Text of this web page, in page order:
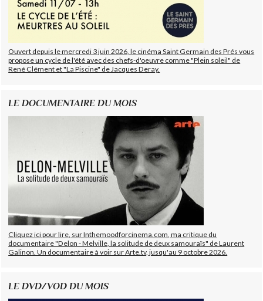
Ouvert depuis le mercredi 3 juin 2026, le cinéma Saint Germain des Prés vous
propose un cycle de l'été avec des chefs-d'oeuvre comme "Plein soleil" de
René Clément et "La Piscine" de Jacques Deray.
LE DOCUMENTAIRE DU MOIS
Cliquez ici pour lire, sur Inthemoodforcinema.com, ma critique du
documentaire "Delon - Melville, la solitude de deux samouraïs" de Laurent
Galinon. Un documentaire à voir sur Arte.tv, jusqu'au 9 octobre 2026.
LE DVD/VOD DU MOIS